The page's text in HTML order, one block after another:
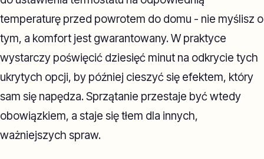
temperaturę przed powrotem do domu - nie myślisz o
tym, a komfort jest gwarantowany. W praktyce
wystarczy poświęcić dziesięć minut na odkrycie tych
ukrytych opcji, by później cieszyć się efektem, który
sam się napędza. Sprzątanie przestaje być wtedy
obowiązkiem, a staje się tłem dla innych,
ważniejszych spraw.